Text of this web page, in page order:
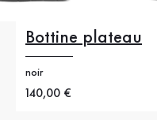
Bottine plateau
noir
Nouveau prix
140,00 €